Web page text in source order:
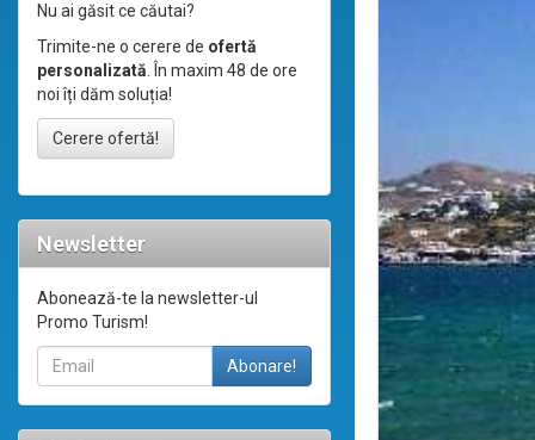
Nu ai găsit ce căutai?
Trimite-ne o cerere de ofertă
personalizată. În maxim 48 de ore
noi îți dăm soluția!
Cerere ofertă!
Newsletter
Abonează-te la newsletter-ul
Promo Turism!